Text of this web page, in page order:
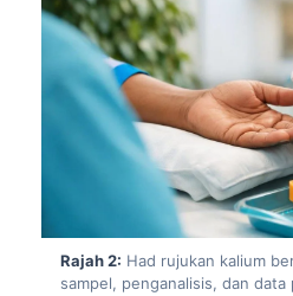
Rajah 2: Had rujukan kalium
sampel, penganalisis, dan data